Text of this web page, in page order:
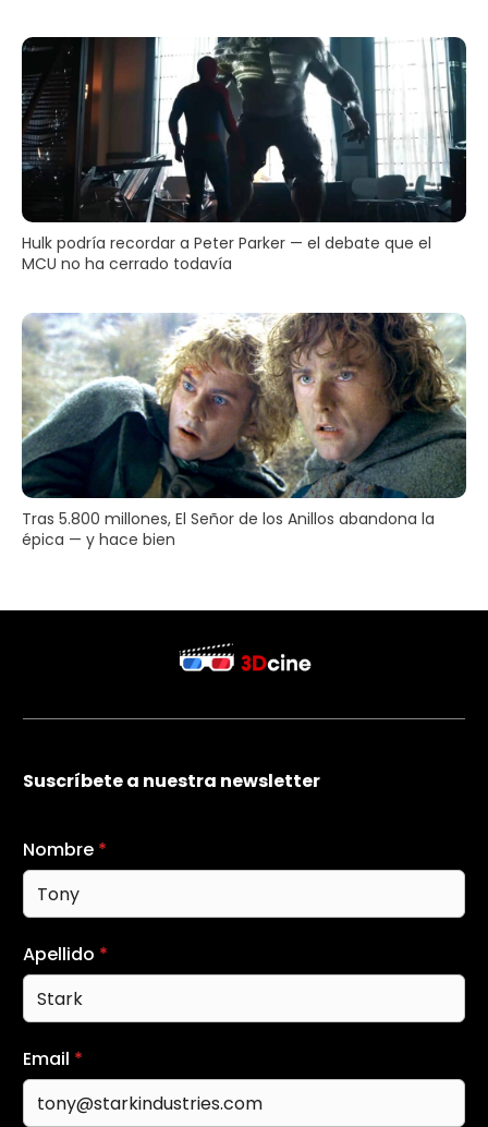
Hulk podría recordar a Peter Parker — el debate que el
MCU no ha cerrado todavía
Tras 5.800 millones, El Señor de los Anillos abandona la
épica — y hace bien
Suscríbete a nuestra newsletter
Nombre *
Apellido *
Email *